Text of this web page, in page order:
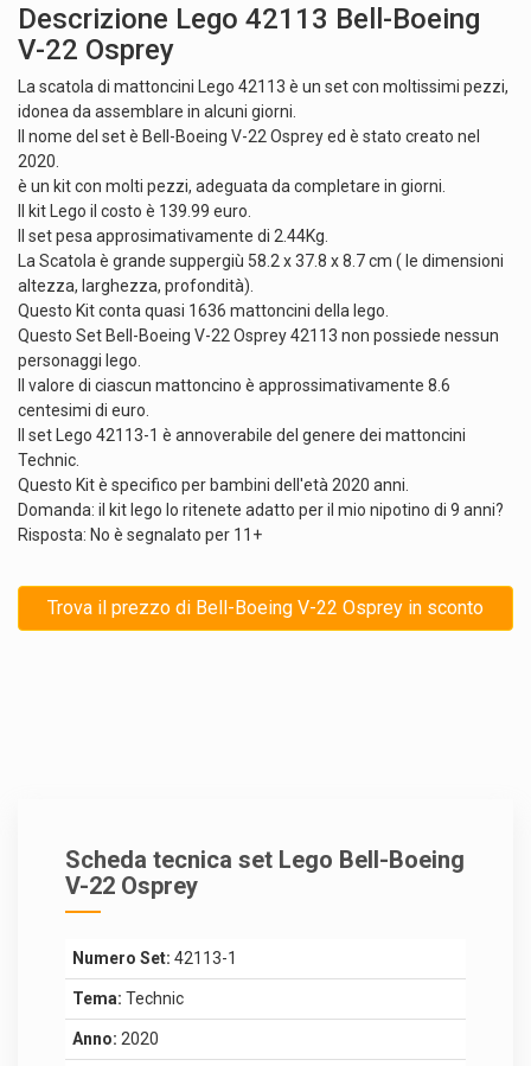
Descrizione Lego 42113 Bell-Boeing
V-22 Osprey
La scatola di mattoncini Lego 42113 è un set con moltissimi pezzi,
idonea da assemblare in alcuni giorni.
Il nome del set è Bell-Boeing V-22 Osprey ed è stato creato nel
2020.
è un kit con molti pezzi, adeguata da completare in giorni.
Il kit Lego il costo è 139.99 euro.
Il set pesa approsimativamente di 2.44Kg.
La Scatola è grande suppergiù 58.2 x 37.8 x 8.7 cm ( le dimensioni
altezza, larghezza, profondità).
Questo Kit conta quasi 1636 mattoncini della lego.
Questo Set Bell-Boeing V-22 Osprey 42113 non possiede nessun
personaggi lego.
Il valore di ciascun mattoncino è approssimativamente 8.6
centesimi di euro.
Il set Lego 42113-1 è annoverabile del genere dei mattoncini
Technic.
Questo Kit è specifico per bambini dell'età 2020 anni.
Domanda: il kit lego lo ritenete adatto per il mio nipotino di 9 anni?
Risposta: No è segnalato per 11+
Trova il prezzo di Bell-Boeing V-22 Osprey in sconto
Scheda tecnica set Lego Bell-Boeing
V-22 Osprey
Numero Set: 42113-1
Tema: Technic
Anno: 2020